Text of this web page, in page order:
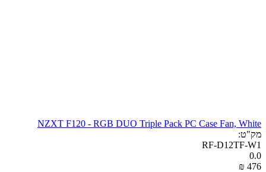
NZXT F120 - RGB DUO Triple Pack PC Case Fan, White
מק"ט:
RF-D12TF-W1
0.0
₪ ‍476‍